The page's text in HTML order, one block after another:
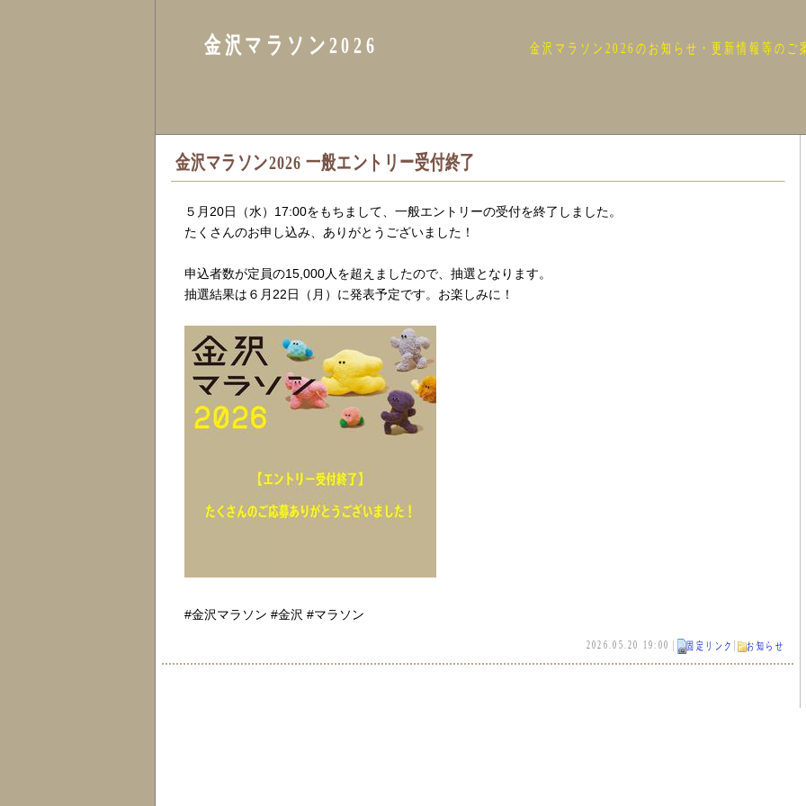
金沢マラソン2026 金沢マラソン2026のお知らせ・更新情報等のご
金沢マラソン2026 一般エントリー受付終了
５月20日（水）17:00をもちまして、一般エントリーの受付を終了しました。
たくさんのお申し込み、ありがとうございました！
申込者数が定員の15,000人を超えましたので、抽選となります。
抽選結果は６月22日（月）に発表予定です。お楽しみに！
#金沢マラソン #金沢 #マラソン
2026.05.20 19:00 | 固定リンク | お知らせ